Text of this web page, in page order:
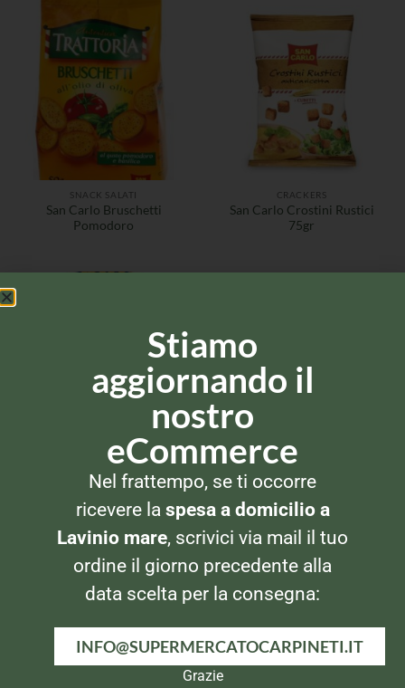
SNACK SALATI
San Carlo Bruschetti
Pomodoro
CRACKERS
San Carlo Crostini Rustici
75gr
SNACK SALATI
Rio Mare Patè Salmone Rosa
SNACK SALATI
Poppy – Pop Corn da
Stiamo
aggiornando il
nostro
eCommerce
Nel frattempo, se ti occorre
ricevere la spesa a domicilio a
Lavinio mare, scrivici via mail il tuo
ordine il giorno precedente alla
data scelta per la consegna:
INFO@SUPERMERCATOCARPINETI.IT
Grazie